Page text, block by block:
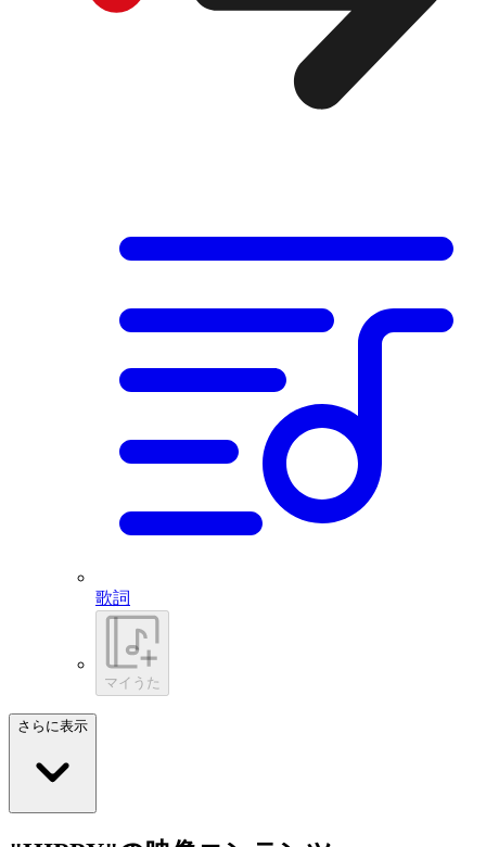
歌詞
マイうた
さらに表示